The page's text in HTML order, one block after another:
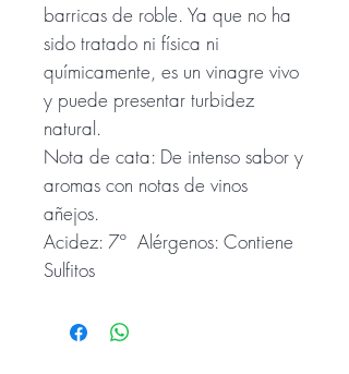
barricas de roble. Ya que no ha
sido tratado ni física ni
químicamente, es un vinagre vivo
y puede presentar turbidez
natural.
Nota de cata: De intenso sabor y
aromas con notas de vinos
añejos.
Acidez: 7º Alérgenos: Contiene
Sulfitos